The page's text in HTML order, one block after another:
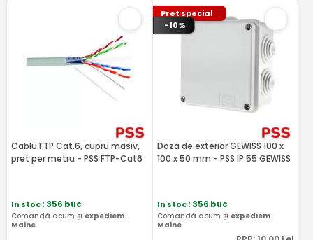
Cablu FTP Cat.6, cupru masiv,
pret per metru - PSS FTP-Cat6
In stoc: 356 buc
Comandă acum și expediem
Maine
Pret special
-10%
Doza de exterior GEWISS 100 x
100 x 50 mm - PSS IP 55 GEWISS
In stoc: 356 buc
Comandă acum și expediem
Maine